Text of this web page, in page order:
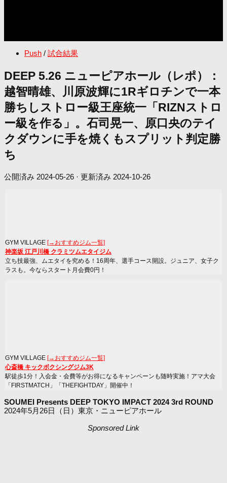
Push / 試合結果
DEEP 5.26 ニューピアホール（レポ）：
越智晴雄、川原波輝に1Rギロチンで一本
勝ちしストロー級王座統一「RIZNストロ
ー級を作る」。石司晃一、原口央のテイ
クダウンに手を焼くもスプリット判定勝
ち
公開済み 2024-05-26 · 更新済み 2024-10-26
GYM VILLAGE [→おすすめジム一覧]
神楽坂 江戸川橋 クラミツムエタイジム
立ち技最強、ムエタイを究める！16周年、選手コース開設。ジュニア、女子ク
ラスも。今ならスタート月会費0円！
GYM VILLAGE [→おすすめジム一覧]
心斎橋 キックボクシングジム3K
駅徒歩1分！入会金・会費等がお得になるキャンペーンも随時実施！アマ大会
「FIRSTMATCH」「THEFIGHTDAY」開催中！
SOUMEI Presents DEEP TOKYO IMPACT 2024 3rd ROUND
2024年5月26日（日）東京・ニューピアホール
Sponsored Link